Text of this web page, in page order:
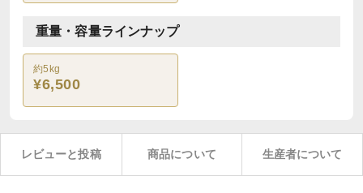
重量・容量ラインナップ
約5kg
¥6,500
レビューと投稿 商品について 生産者について